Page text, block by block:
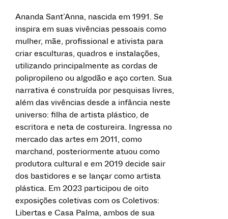
Ananda Sant’Anna, nascida em 1991. Se
inspira em suas vivências pessoais como
mulher, mãe, profissional e ativista para
criar esculturas, quadros e instalações,
utilizando principalmente as cordas de
polipropileno ou algodão e aço corten. Sua
narrativa é construída por pesquisas livres,
além das vivências desde a infância neste
universo: filha de artista plástico, de
escritora e neta de costureira. Ingressa no
mercado das artes em 2011, como
marchand, posteriormente atuou como
produtora cultural e em 2019 decide sair
dos bastidores e se lançar como artista
plástica. Em 2023 participou de oito
exposições coletivas com os Coletivos:
Libertas e Casa Palma, ambos de sua